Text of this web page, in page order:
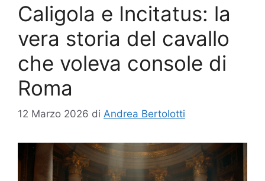
Caligola e Incitatus: la
vera storia del cavallo
che voleva console di
Roma
12 Marzo 2026 di Andrea Bertolotti